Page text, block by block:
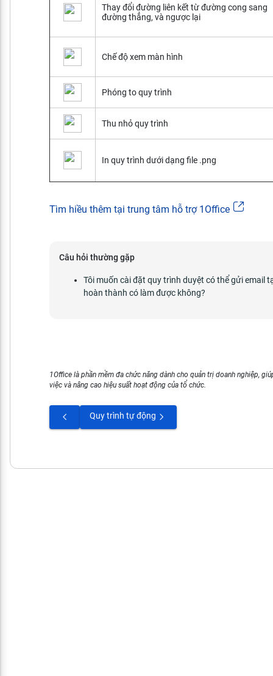
Thay đổi đường liên kết từ đường cong sang
đường thẳng, và ngược lại
Chế độ xem màn hình
Phóng to quy trình
Thu nhỏ quy trình
In quy trình dưới dạng file .png
Tìm hiều thêm tại trung tâm hỗ trợ 1Office
Câu hỏi thường gặp
Tôi muốn cài đặt quy trình duyệt có thể gửi email
hoàn thành có làm được không?
1Office là phần mềm đa chức năng dành cho quản trị doanh nghiệp,
việc và nâng cao hiệu suất hoạt động của tổ chức.
Quy trình tự động